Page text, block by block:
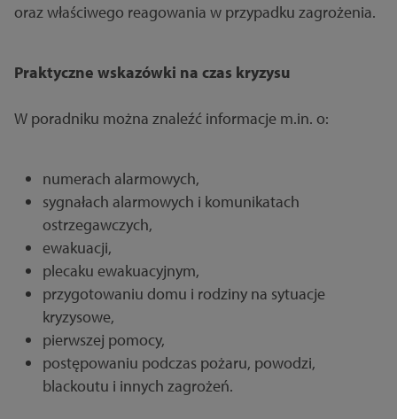
oraz właściwego reagowania w przypadku zagrożenia.
Praktyczne wskazówki na czas kryzysu
W poradniku można znaleźć informacje m.in. o:
numerach alarmowych,
sygnałach alarmowych i komunikatach
ostrzegawczych,
ewakuacji,
plecaku ewakuacyjnym,
przygotowaniu domu i rodziny na sytuacje
kryzysowe,
pierwszej pomocy,
postępowaniu podczas pożaru, powodzi,
blackoutu i innych zagrożeń.